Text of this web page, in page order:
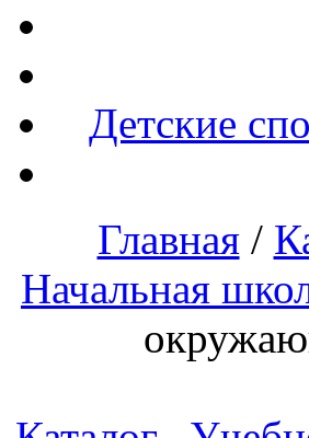
Детские
Главная/
Начальная